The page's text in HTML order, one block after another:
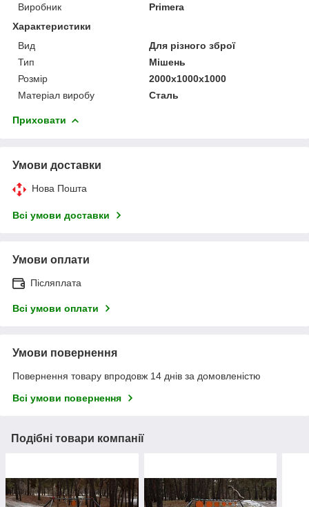
Виробник
Primera
Характеристики
Вид
Для різного зброї
Тип
Мішень
Розмір
2000х1000х1000
Матеріал виробу
Сталь
Приховати
Умови доставки
Нова Пошта
Всі умови доставки
Умови оплати
Післяплата
Всі умови оплати
Умови повернення
Повернення товару впродовж 14 днів за домовленістю
Всі умови повернення
Подібні товари компанії